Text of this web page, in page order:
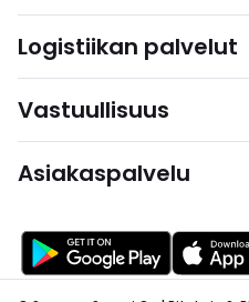
Logistiikan palvelut
Vastuullisuus
Asiakaspalvelu